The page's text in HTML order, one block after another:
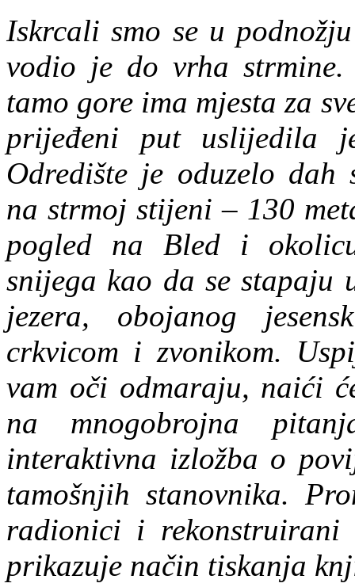
Iskrcali smo se u
vodio je do vrha
tamo gore ima mjesta za
prijeđeni put uslijedila
Odredište je oduzelo dah
na strmoj stijeni – 130
pogled na Bled i
snijega kao da se stapaju
jezera, obojanog
crkvicom i zvonikom.
vam oči odmaraju, naići
na mnogobrojna
interaktivna izložba o
tamošnjih stanovnika.
radionici i rekonstruirani
prikazuje način tiskanja